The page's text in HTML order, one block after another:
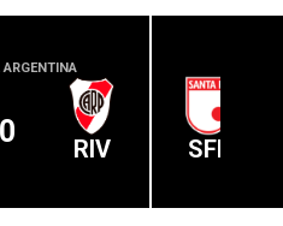
0 RIV SFE